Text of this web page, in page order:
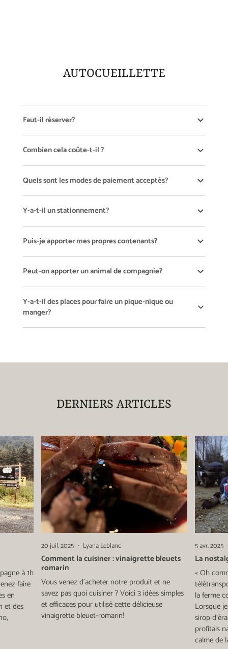
AUTOCUEILLETTE
Faut-il réserver?
Combien cela coûte-t-il ?
Quels sont les modes de paiement acceptés?
Y-a-t-il un stationnement?
Puis-je apporter mes propres contenants?
Peut-on apporter un animal de compagnie?
Y-a-t-il des places pour faire un pique-nique ou
manger?
DERNIERS ARTICLES
à 1h
faire
en
et des
20 juil. 2025 Lyana Leblanc
Comment la cuisiner : vinaigrette bleuets
romarin
Vous venez d'acheter notre produit et ne
savez pas quoi cuisiner ? Voici 3 idées simples
et efficaces pour utilisé cette délicieuse
vinaigrette bleuet-romarin!
5 avr. 2025
La
« Oh
la ferme
Lorsque
sirop
profitais
calme de